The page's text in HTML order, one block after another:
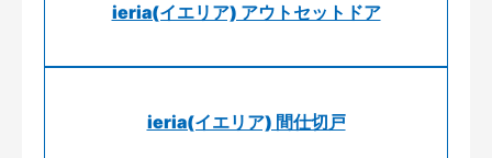
ieria(イエリア) アウトセットドア
ieria(イエリア) 間仕切戸